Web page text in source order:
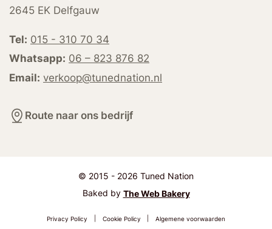
2645 EK Delfgauw
Tel: 015 - 310 70 34
Whatsapp: 06 – 823 876 82
Email: verkoop@tunednation.nl
Route naar ons bedrijf
© 2015 - 2026 Tuned Nation
Baked by The Web Bakery
Privacy Policy Cookie Policy Algemene voorwaarden